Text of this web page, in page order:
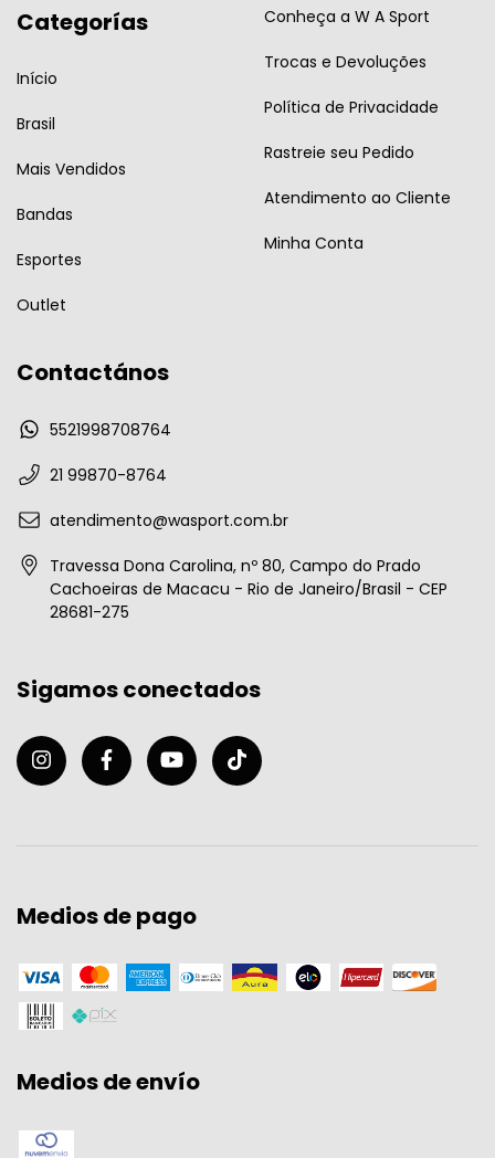
Categorías
Início
Brasil
Mais Vendidos
Bandas
Esportes
Outlet
Conheça a W A Sport
Trocas e Devoluções
Política de Privacidade
Rastreie seu Pedido
Atendimento ao Cliente
Minha Conta
Contactános
5521998708764
21 99870-8764
atendimento@wasport.com.br
Travessa Dona Carolina, nº 80, Campo do Prado
Cachoeiras de Macacu - Rio de Janeiro/Brasil - CEP
28681-275
Sigamos conectados
Medios de pago
Medios de envío